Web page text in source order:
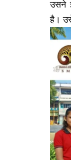
उसने
है।